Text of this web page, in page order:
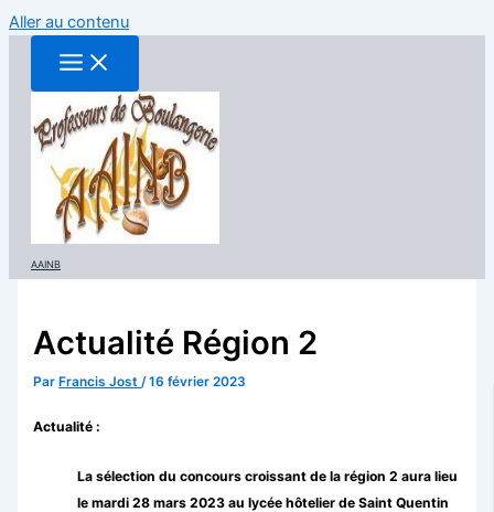
Aller au contenu
AAINB
Actualité Région 2
Par Francis Jost/16 février 2023
Actualité :
La sélection du concours croissant de la région 2 aura lieu
le mardi 28 mars 2023 au lycée hôtelier de Saint Quentin